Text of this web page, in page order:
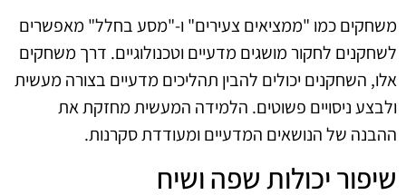
משחקים כמו "ממציאים צעירים" ו-"מסע בחלל" מאפשרים
לשחקנים לחקור מושגים מדעיים וטכנולוגיים. דרך משחקים
אלו, השחקנים יכולים להבין תהליכים מדעיים בצורה מעשית
ולבצע ניסויים פשוטים. הלמידה המעשית מחזקת את
ההבנה של הנושאים המדעיים ומעודדת סקרנות.
שיפור יכולות שפה ושיח